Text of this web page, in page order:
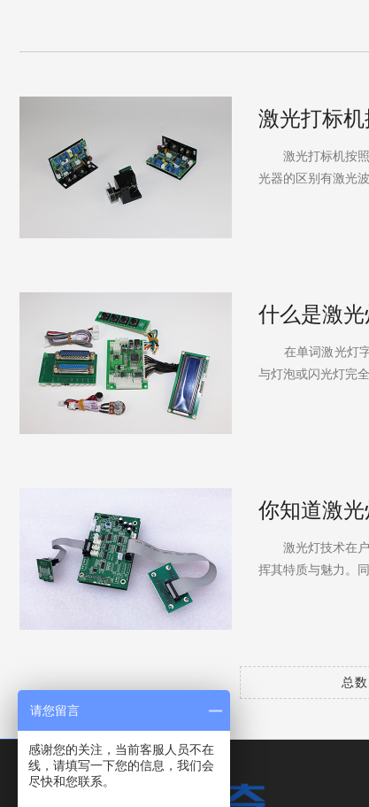
激光打标
激光打标机按照
光器的区别有激光
什么是激
在单词激光灯字
与灯泡或闪光灯完
你知道激
激光灯技术在户
挥其特质与魅力。
总
请您留言
感谢您的关注，当前客服人员不在
线，请填写一下您的信息，我们会
尽快和您联系。